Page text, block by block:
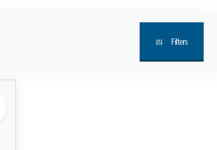
Filters